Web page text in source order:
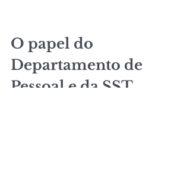
O papel do
Departamento de
Pessoal e da SST